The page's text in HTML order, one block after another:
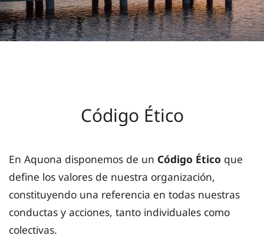
Código Ético
En Aquona disponemos de un Código Ético que
define los valores de nuestra organización,
constituyendo una referencia en todas nuestras
conductas y acciones, tanto individuales como
colectivas.